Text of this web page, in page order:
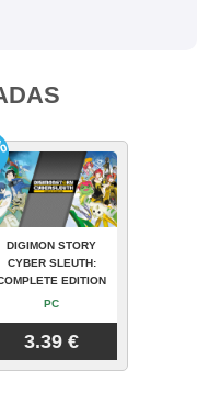
DIGIMON STORY
CYBER SLEUTH:
EDITION
PC
3.39 €